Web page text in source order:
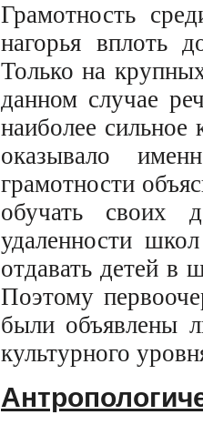
Грамотность
нагорья вплоть
Только на
данном случае
наиболее сильное
оказывало
грамотности
обучать своих
удаленности
отдавать детей в
Поэтому
были объявлены
культурного